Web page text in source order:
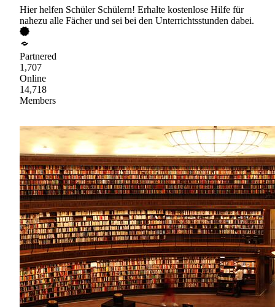
Hier helfen Schüler Schülern! Erhalte kostenlose Hilfe für
nahezu alle Fächer und sei bei den Unterrichtsstunden dabei.
Partnered
1,707
Online
14,718
Members